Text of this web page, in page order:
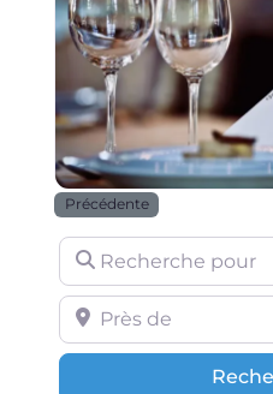
Précédente
Recherche pour
Près de